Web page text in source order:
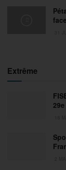
Extrême